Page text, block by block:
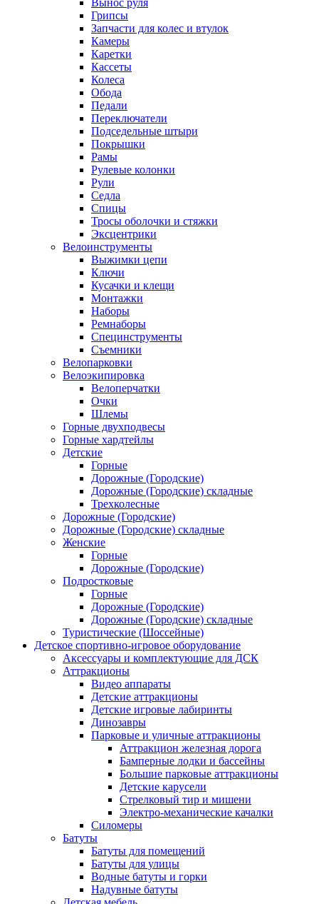
Вынос руля
Грипсы
Запчасти для колес и втулок
Камеры
Каретки
Кассеты
Колеса
Обода
Педали
Переключатели
Подседельные штыри
Покрышки
Рамы
Рулевые колонки
Рули
Седла
Спицы
Тросы оболочки и стяжки
Эксцентрики
Велоинструменты
Выжимки цепи
Ключи
Кусачки и клещи
Монтажки
Наборы
Ремнаборы
Специнструменты
Съемники
Велопарковки
Велоэкипировка
Велоперчатки
Очки
Шлемы
Горные двухподвесы
Горные хардтейлы
Детские
Горные
Дорожные (Городские)
Дорожные (Городские) складные
Трехколесные
Дорожные (Городские)
Дорожные (Городские) складные
Женские
Горные
Дорожные (Городские)
Подростковые
Горные
Дорожные (Городские)
Дорожные (Городские) складные
Туристические (Шоссейные)
Детское спортивно-игровое оборудование
Аксессуары и комплектующие для ДСК
Аттракционы
Видео аппараты
Детские аттракционы
Детские игровые лабиринты
Динозавры
Парковые и уличные аттракционы
Аттракцион железная дорога
Бамперные лодки и бассейны
Большие парковые аттракционы
Детские карусели
Стрелковый тир и мишени
Электро-механические качалки
Силомеры
Батуты
Батуты для помещений
Батуты для улицы
Водные батуты и горки
Надувные батуты